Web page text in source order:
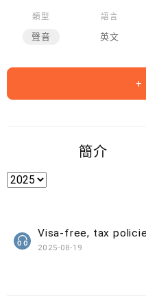
類型
聲音
語言
英文
簡介
2025-08-19